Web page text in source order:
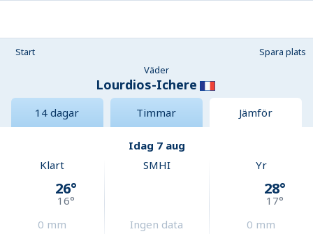
Start
Spara plats
Väder
Lourdios-Ichere
14 dagar Timmar Jämför
Idag 7 aug
Klart
26°
16°
0 mm
SMHI
Ingen data
Yr
28°
17°
0 mm